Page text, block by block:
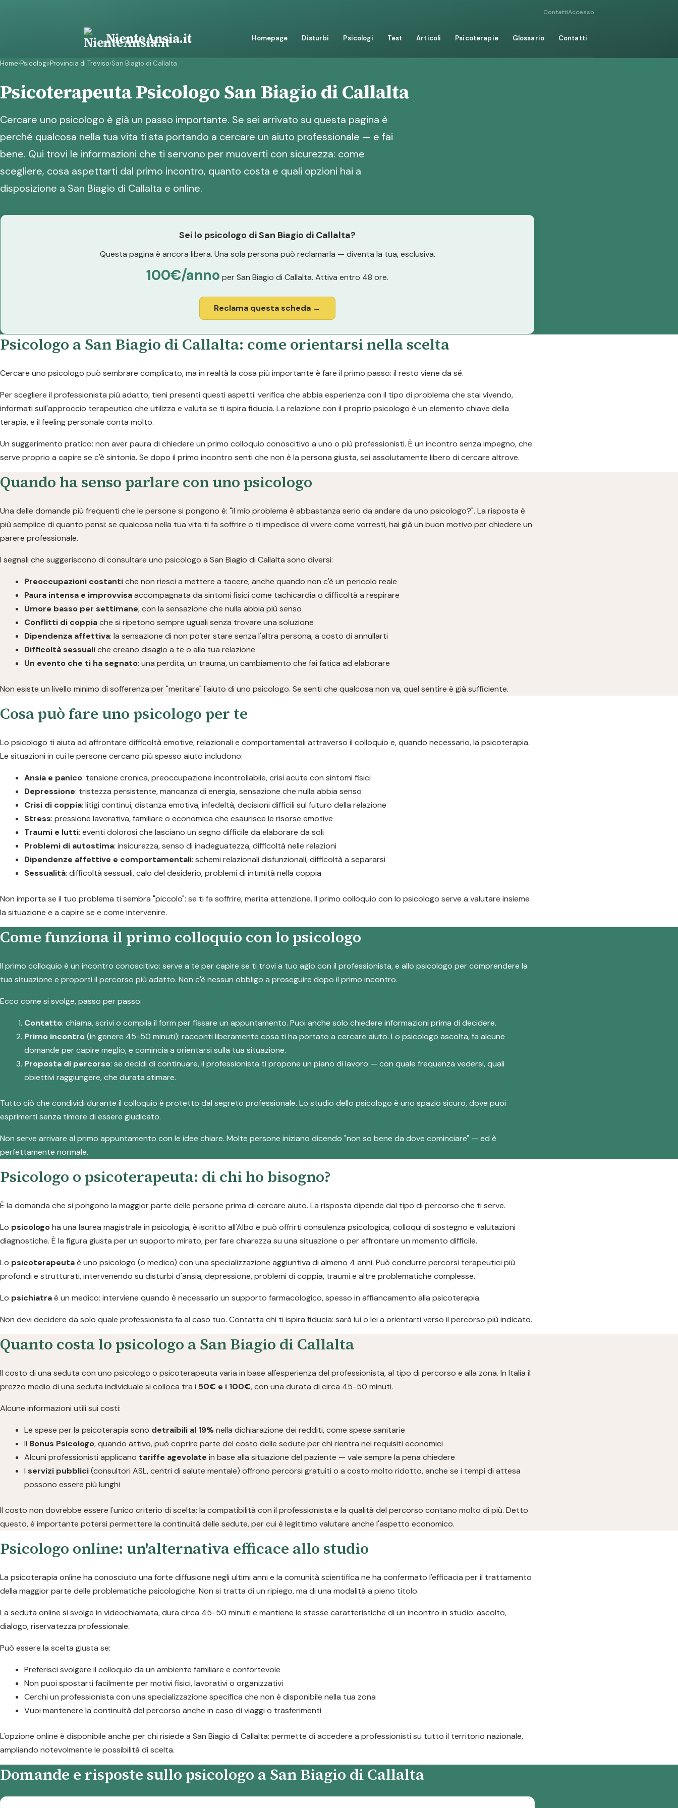
ContattiAccesso
NienteAnsia.it Homepage Disturbi Psicologi Test Articoli Psicoterapie Glossario Contatti
Home›Psicologi›Provincia di Treviso›San Biagio di Callalta
Psicoterapeuta Psicologo San Biagio di Callalta
Cercare uno psicologo è già un passo importante. Se sei arrivato su questa pagina è
perché qualcosa nella tua vita ti sta portando a cercare un aiuto professionale — e fai
bene. Qui trovi le informazioni che ti servono per muoverti con sicurezza: come
scegliere, cosa aspettarti dal primo incontro, quanto costa e quali opzioni hai a
disposizione a San Biagio di Callalta e online.
Sei lo psicologo di San Biagio di Callalta?
Questa pagina è ancora libera. Una sola persona può reclamarla — diventa la tua, esclusiva.
100€/anno per San Biagio di Callalta. Attiva entro 48 ore.
Reclama questa scheda →
Psicologo a San Biagio di Callalta: come orientarsi nella scelta
Cercare uno psicologo può sembrare complicato, ma in realtà la cosa più importante è fare il primo passo: il resto viene da sé.
Per scegliere il professionista più adatto, tieni presenti questi aspetti: verifica che abbia esperienza con il tipo di problema che stai vivendo,
informati sull'approccio terapeutico che utilizza e valuta se ti ispira fiducia. La relazione con il proprio psicologo è un elemento chiave della
terapia, e il feeling personale conta molto.
Un suggerimento pratico: non aver paura di chiedere un primo colloquio conoscitivo a uno o più professionisti. È un incontro senza impegno, che
serve proprio a capire se c'è sintonia. Se dopo il primo incontro senti che non è la persona giusta, sei assolutamente libero di cercare altrove.
Quando ha senso parlare con uno psicologo
Una delle domande più frequenti che le persone si pongono è: "il mio problema è abbastanza serio da andare da uno psicologo?". La risposta è
più semplice di quanto pensi: se qualcosa nella tua vita ti fa soffrire o ti impedisce di vivere come vorresti, hai già un buon motivo per chiedere un
parere professionale.
I segnali che suggeriscono di consultare uno psicologo a San Biagio di Callalta sono diversi:
Preoccupazioni costantiche non riesci a mettere a tacere, anche quando non c'è un pericolo reale
Paura intensa e improvvisaaccompagnata da sintomi fisici come tachicardia o difficoltà a respirare
Umore basso per settimane, con la sensazione che nulla abbia più senso
Conflitti di coppiache si ripetono sempre uguali senza trovare una soluzione
Dipendenza affettiva: la sensazione di non poter stare senza l'altra persona, a costo di annullarti
Difficoltà sessualiche creano disagio a te o alla tua relazione
Un evento che ti ha segnato: una perdita, un trauma, un cambiamento che fai fatica ad elaborare
Non esiste un livello minimo di sofferenza per "meritare" l'aiuto di uno psicologo. Se senti che qualcosa non va, quel sentire è già sufficiente.
Cosa può fare uno psicologo per te
Lo psicologo ti aiuta ad affrontare difficoltà emotive, relazionali e comportamentali attraverso il colloquio e, quando necessario, la psicoterapia.
Le situazioni in cui le persone cercano più spesso aiuto includono:
Ansia e panico: tensione cronica, preoccupazione incontrollabile, crisi acute con sintomi fisici
Depressione: tristezza persistente, mancanza di energia, sensazione che nulla abbia senso
Crisi di coppia: litigi continui, distanza emotiva, infedeltà, decisioni difficili sul futuro della relazione
Stress: pressione lavorativa, familiare o economica che esaurisce le risorse emotive
Traumi e lutti: eventi dolorosi che lasciano un segno difficile da elaborare da soli
Problemi di autostima: insicurezza, senso di inadeguatezza, difficoltà nelle relazioni
Dipendenze affettive e comportamentali: schemi relazionali disfunzionali, difficoltà a separarsi
Sessualità: difficoltà sessuali, calo del desiderio, problemi di intimità nella coppia
Non importa se il tuo problema ti sembra "piccolo": se ti fa soffrire, merita attenzione. Il primo colloquio con lo psicologo serve a valutare insieme
la situazione e a capire se e come intervenire.
Come funziona il primo colloquio con lo psicologo
Il primo colloquio è un incontro conoscitivo: serve a te per capire se ti trovi a tuo agio con il professionista, e allo psicologo per comprendere la
tua situazione e proporti il percorso più adatto. Non c'è nessun obbligo a proseguire dopo il primo incontro.
Ecco come si svolge, passo per passo:
Contatto: chiama, scrivi o compila il form per fissare un appuntamento. Puoi anche solo chiedere informazioni prima di decidere.
Primo incontro(in genere 45-50 minuti): racconti liberamente cosa ti ha portato a cercare aiuto. Lo psicologo ascolta, fa alcune
domande per capire meglio, e comincia a orientarsi sulla tua situazione.
Proposta di percorso: se decidi di continuare, il professionista ti propone un piano di lavoro — con quale frequenza vedersi, quali
obiettivi raggiungere, che durata stimare.
Tutto ciò che condividi durante il colloquio è protetto dal segreto professionale. Lo studio dello psicologo è uno spazio sicuro, dove puoi
esprimerti senza timore di essere giudicato.
Non serve arrivare al primo appuntamento con le idee chiare. Molte persone iniziano dicendo "non so bene da dove cominciare" — ed è
perfettamente normale.
Psicologo o psicoterapeuta: di chi ho bisogno?
È la domanda che si pongono la maggior parte delle persone prima di cercare aiuto. La risposta dipende dal tipo di percorso che ti serve.
Lo psicologoha una laurea magistrale in psicologia, è iscritto all'Albo e può offrirti consulenza psicologica, colloqui di sostegno e valutazioni
diagnostiche. È la figura giusta per un supporto mirato, per fare chiarezza su una situazione o per affrontare un momento difficile.
Lo psicoterapeutaè uno psicologo (o medico) con una specializzazione aggiuntiva di almeno 4 anni. Può condurre percorsi terapeutici più
profondi e strutturati, intervenendo su disturbi d'ansia, depressione, problemi di coppia, traumi e altre problematiche complesse.
Lo psichiatraè un medico: interviene quando è necessario un supporto farmacologico, spesso in affiancamento alla psicoterapia.
Non devi decidere da solo quale professionista fa al caso tuo. Contatta chi ti ispira fiducia: sarà lui o lei a orientarti verso il percorso più indicato.
Quanto costa lo psicologo a San Biagio di Callalta
Il costo di una seduta con uno psicologo o psicoterapeuta varia in base all'esperienza del professionista, al tipo di percorso e alla zona. In Italia il
prezzo medio di una seduta individuale si colloca tra i 50€ e i 100€, con una durata di circa 45-50 minuti.
Alcune informazioni utili sui costi:
Le spese per la psicoterapia sono detraibili al 19%nella dichiarazione dei redditi, come spese sanitarie
Il Bonus Psicologo, quando attivo, può coprire parte del costo delle sedute per chi rientra nei requisiti economici
Alcuni professionisti applicano tariffe agevolate in base alla situazione del paziente — vale sempre la pena chiedere
I servizi pubblici(consultori ASL, centri di salute mentale) offrono percorsi gratuiti o a costo molto ridotto, anche se i tempi di attesa
possono essere più lunghi
Il costo non dovrebbe essere l'unico criterio di scelta: la compatibilità con il professionista e la qualità del percorso contano molto di più. Detto
questo, è importante potersi permettere la continuità delle sedute, per cui è legittimo valutare anche l'aspetto economico.
Psicologo online: un'alternativa efficace allo studio
La psicoterapia online ha conosciuto una forte diffusione negli ultimi anni e la comunità scientifica ne ha confermato l'efficacia per il trattamento
della maggior parte delle problematiche psicologiche. Non si tratta di un ripiego, ma di una modalità a pieno titolo.
La seduta online si svolge in videochiamata, dura circa 45-50 minuti e mantiene le stesse caratteristiche di un incontro in studio: ascolto,
dialogo, riservatezza professionale.
Può essere la scelta giusta se:
Preferisci svolgere il colloquio da un ambiente familiare e confortevole
Non puoi spostarti facilmente per motivi fisici, lavorativi o organizzativi
Cerchi un professionista con una specializzazione specifica che non è disponibile nella tua zona
Vuoi mantenere la continuità del percorso anche in caso di viaggi o trasferimenti
L'opzione online è disponibile anche per chi risiede a San Biagio di Callalta: permette di accedere a professionisti su tutto il territorio nazionale,
ampliando notevolmente le possibilità di scelta.
Domande e risposte sullo psicologo a San Biagio di Callalta